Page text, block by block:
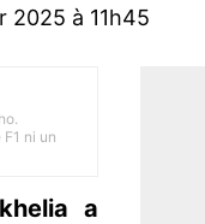
2025 à 11h45
ni un
a